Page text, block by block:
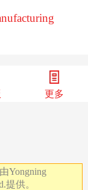
更多
Yongning
提供。